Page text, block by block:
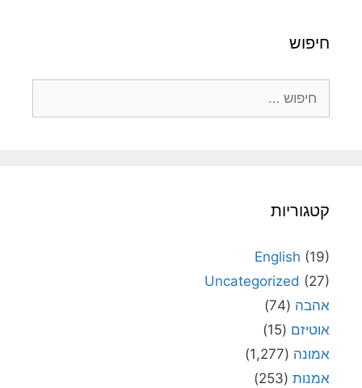
חיפוש
קטגוריות
English (19)
Uncategorized (27)
אהבה (74)
אוטיזם (15)
אמונה (1,277)
אמנות (253)